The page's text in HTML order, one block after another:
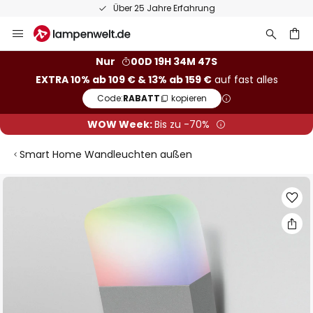
Über 25 Jahre Erfahrung
Inhalt
Nur
00D 19H 34M 46S
EXTRA 10% ab 109 € & 13% ab 159 €auf fast alles
Code:RABATT kopieren
WOW Week:Bis zu -70%
Smart Home Wandleuchten außen
Zum